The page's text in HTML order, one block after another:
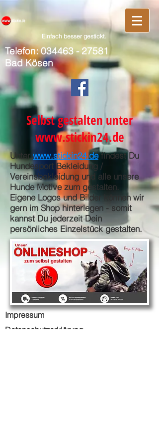
Einfach besser gestickt.
Telefon:034463 - 27581
Bad Kösen
Selbst gestalten unter
www.stickin24.de
Unter www.stickin24.defindest Du
Hundesport Bekleidung /
Vereinsbekleidung und alle unsere
Hunde Motive zum gestalten.
Eigene Logos und Bilder können wir
gern im Shop hinterlegen - somit
kannst Du jederzeit Dein
persönliches Einzelstück gestalten.
Impressum
Datenschutzerklärung